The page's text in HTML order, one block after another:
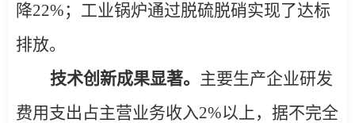
降22%；工业锅炉通过脱硫脱硝实现了达标
排放。
技术创新成果显著。 主要生产企业研发
费用支出占主营业务收入2%以上， 据不完全